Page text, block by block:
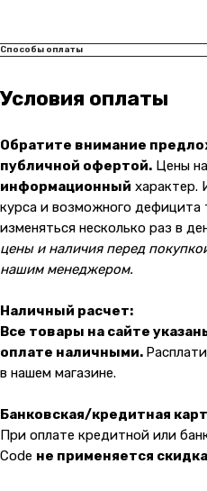
Способы оплаты
Условия оплаты
Обратите внимание
публичной офертой. Цены
информационный характер.
курса и возможного
изменяться несколько раз в
цены и наличия перед
нашим менеджером.
Наличный расчет:
Все товары на сайте
оплате наличными.
в нашем магазине.
Банковская/кредитная
При оплате кредитной или
Code не применяется скидка
Услуги
Блог
Навигация
Для бизнеса
О компании
@ 2019-2026 imalik.ru |Политика
ИП Соловьев Е. В. ИНН 027320312011
Разработка: youx.agency